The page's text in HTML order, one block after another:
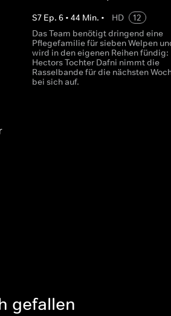
S7 Ep.6 •44 Min. • HD
12
Das Team benötigt dringend eine
Pflegefamilie für sieben Welpen
wird in den eigenen Reihen fündig:
Hectors Tochter Dafni nimmt die
Rasselbande für die nächsten
bei sich auf.
gefallen